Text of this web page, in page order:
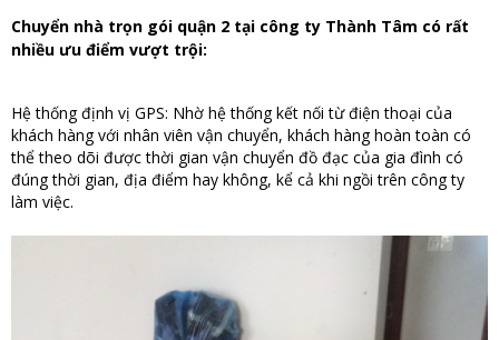
Chuyển nhà trọn gói quận 2 tại công ty Thành Tâm có rất
nhiều ưu điểm vượt trội:
Hệ thống định vị GPS: Nhờ hệ thống kết nối từ điện thoại của
khách hàng với nhân viên vận chuyển, khách hàng hoàn toàn có
thể theo dõi được thời gian vận chuyển đồ đạc của gia đình có
đúng thời gian, địa điểm hay không, kể cả khi ngồi trên công ty
làm việc.